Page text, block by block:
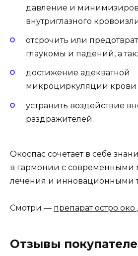
давление и
внутриглазного
отсрочить или
глаукомы и падений, а
достижение адекватной
микроциркуляции
устранить воздействие
раздражителей.
Окоспас сочетает в себе
в гармонии с современными
лечения и инновационными
Смотри — препарат остро
Отзывы